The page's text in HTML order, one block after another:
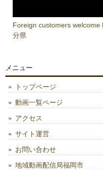
Foreign customers
分県
メニュー
トップページ
動画一覧ページ
アクセス
サイト運営
お問い合わせ
地域動画配信局福岡市